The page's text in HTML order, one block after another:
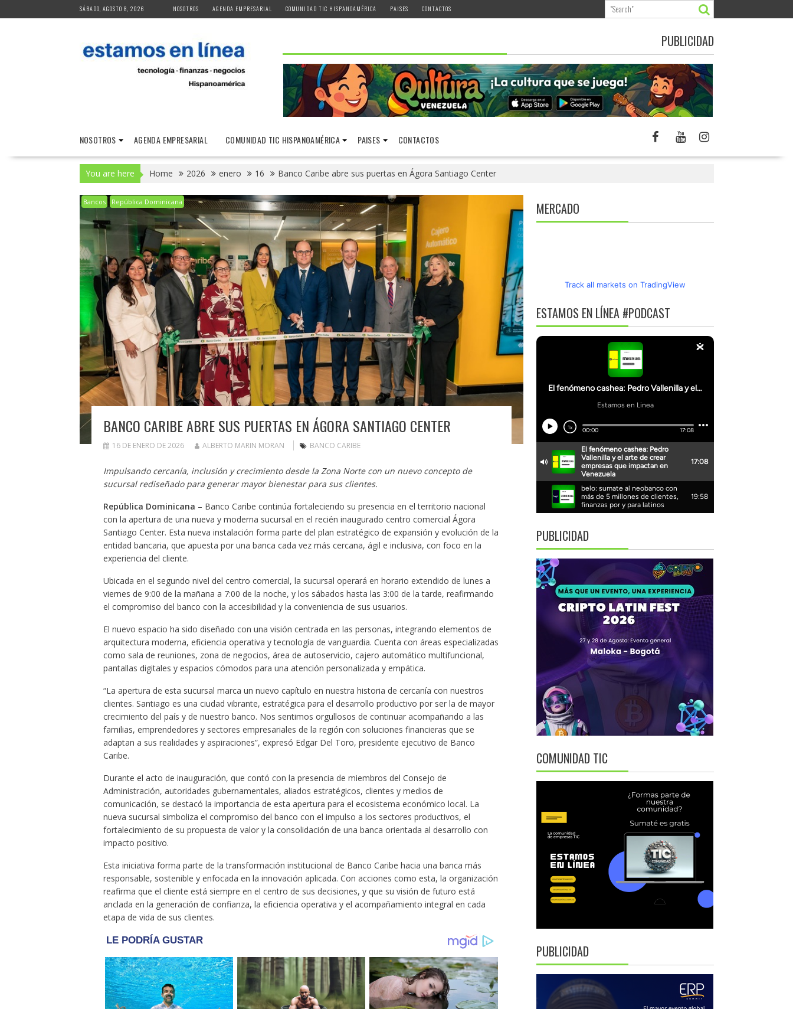
to
SÁBADO, AGOSTO 8, 2026 NOSOTROS AGENDA EMPRESARIAL COMUNIDAD TIC HISPANOAMÉRICA PAISES CONTACTOS
PUBLICIDAD
NOSOTROS AGENDA EMPRESARIAL COMUNIDAD TIC HISPANOAMÉRICA PAISES CONTACTOS
You are here Home 2026 enero 16 Banco Caribe abre sus puertas en Ágora Santiago Center
Bancos República Dominicana
BANCO CARIBE ABRE SUS PUERTAS EN ÁGORA SANTIAGO CENTER
16 DE ENERO DE 2026 ALBERTO MARIN MORAN BANCO CARIBE
Impulsando cercanía, inclusión y crecimiento desde la Zona Norte con un nuevo concepto de
sucursal rediseñado para generar mayor bienestar para sus clientes.
República Dominicana – Banco Caribe continúa fortaleciendo su presencia en el territorio nacional
con la apertura de una nueva y moderna sucursal en el recién inaugurado centro comercial Ágora
Santiago Center. Esta nueva instalación forma parte del plan estratégico de expansión y evolución de la
entidad bancaria, que apuesta por una banca cada vez más cercana, ágil e inclusiva, con foco en la
experiencia del cliente.
Ubicada en el segundo nivel del centro comercial, la sucursal operará en horario extendido de lunes a
viernes de 9:00 de la mañana a 7:00 de la noche, y los sábados hasta las 3:00 de la tarde, reafirmando
el compromiso del banco con la accesibilidad y la conveniencia de sus usuarios.
El nuevo espacio ha sido diseñado con una visión centrada en las personas, integrando elementos de
arquitectura moderna, eficiencia operativa y tecnología de vanguardia. Cuenta con áreas especializadas
como sala de reuniones, zona de negocios, área de autoservicio, cajero automático multifuncional,
pantallas digitales y espacios cómodos para una atención personalizada y empática.
“La apertura de esta sucursal marca un nuevo capítulo en nuestra historia de cercanía con nuestros
clientes. Santiago es una ciudad vibrante, estratégica para el desarrollo productivo por ser la de mayor
crecimiento del país y de nuestro banco. Nos sentimos orgullosos de continuar acompañando a las
familias, emprendedores y sectores empresariales de la región con soluciones financieras que se
adaptan a sus realidades y aspiraciones”, expresó Edgar Del Toro, presidente ejecutivo de Banco
Caribe.
Durante el acto de inauguración, que contó con la presencia de miembros del Consejo de
Administración, autoridades gubernamentales, aliados estratégicos, clientes y medios de
comunicación, se destacó la importancia de esta apertura para el ecosistema económico local. La
nueva sucursal simboliza el compromiso del banco con el impulso a los sectores productivos, el
fortalecimiento de su propuesta de valor y la consolidación de una banca orientada al desarrollo con
impacto positivo.
Esta iniciativa forma parte de la transformación institucional de Banco Caribe hacia una banca más
responsable, sostenible y enfocada en la innovación aplicada. Con acciones como esta, la organización
reafirma que el cliente está siempre en el centro de sus decisiones, y que su visión de futuro está
anclada en la generación de confianza, la eficiencia operativa y el acompañamiento integral en cada
etapa de vida de sus clientes.
MERCADO
Track all markets on TradingView
ESTAMOS EN LÍNEA #PODCAST
PUBLICIDAD
COMUNIDAD TIC
PUBLICIDAD